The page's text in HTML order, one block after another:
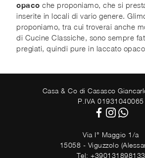
opaco che proponiamo, che si
inserite in locali di vario genere.
proponiamo, tra cui troverai anche
di Cucine Classiche, sono sempre
pregiati, quindi pure in laccato
Casa & Co di Casasco
P.IVA 01931040065
Via I° Maggio 1/a
15058 - Viguzzolo
Tel: +390131898133